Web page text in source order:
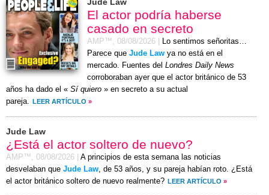
El actor podría haberse
casado en secreto
AMP™, 08/08/2026
Lo sentimos señoritas…
Parece que Jude Law ya no está en el
mercado. Fuentes del Londres Daily News
corroboraban ayer que el actor británico de 53
años ha dado el « Sí quiero » en secreto a su actual
pareja. LEER ARTÍCULO »
Jude Law
¿Está el actor soltero de nuevo?
AMP™, 08/08/2026
A principios de esta semana las noticias
desvelaban que Jude Law, de 53 años, y su pareja habían roto. ¿Está
el actor británico soltero de nuevo realmente? LEER ARTÍCULO »